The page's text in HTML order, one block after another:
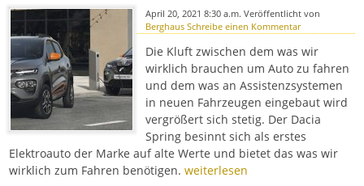
April 20, 2021 8:30 a.m. Veröffentlicht von
Berghaus Schreibe einen Kommentar
Die Kluft zwischen dem was wir
wirklich brauchen um Auto zu fahren
und dem was an Assistenzsystemen
in neuen Fahrzeugen eingebaut wird
vergrößert sich stetig. Der Dacia
Spring besinnt sich als erstes
Elektroauto der Marke auf alte Werte und bietet das was wir
wirklich zum Fahren benötigen.weiterlesen